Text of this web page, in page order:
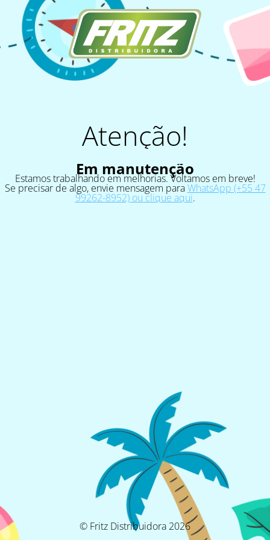
Atenção!
Em manutenção
Estamos trabalhando em melhorias. Voltamos em breve!
Se precisar de algo, envie mensagem paraWhatsApp (+55 47
99262-8952) ou clique aqui.
© Fritz Distribuidora 2026